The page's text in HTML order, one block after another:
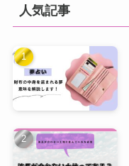
人気記事